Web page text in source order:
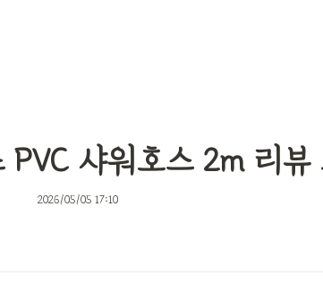
PVC 샤워호스 2m 리뷰
2026/05/05 17:10